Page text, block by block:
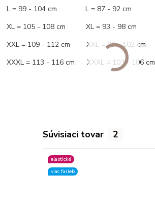
L = 99 - 104 cm L = 87 - 92 cm
XL = 105 - 108 cm XL = 93 - 98 cm
XXL = 109 - 112 cm XXL = 99 - 102 cm
XXXL = 113 - 116 cm XXXL = 103 - 106 cm
Súvisiaci tovar 2
elastické
viac farieb